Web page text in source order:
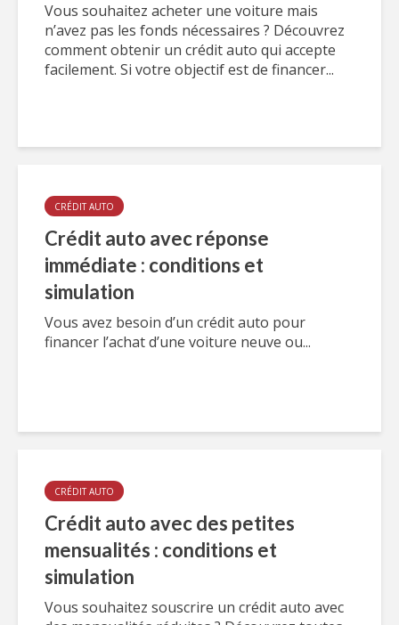
Vous souhaitez acheter une voiture mais
n’avez pas les fonds nécessaires ? Découvrez
comment obtenir un crédit auto qui accepte
facilement. Si votre objectif est de financer...
CRÉDIT AUTO
Crédit auto avec réponse
immédiate : conditions et
simulation
Vous avez besoin d’un crédit auto pour
financer l’achat d’une voiture neuve ou...
CRÉDIT AUTO
Crédit auto avec des petites
mensualités : conditions et
simulation
Vous souhaitez souscrire un crédit auto avec